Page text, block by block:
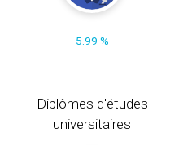
5.99 %
Diplômes d'études
universitaires